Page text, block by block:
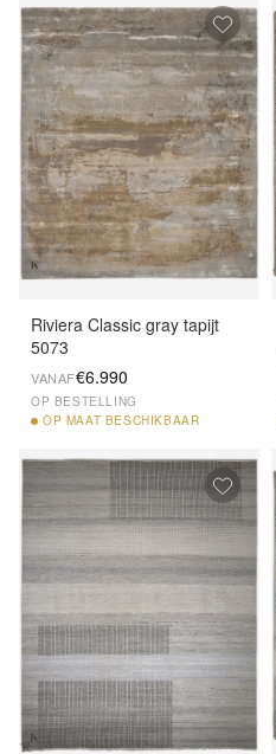
Riviera Classic gray tapijt
5073
VANAF€6.990
OP BESTELLING
OP MAAT BESCHIKBAAR